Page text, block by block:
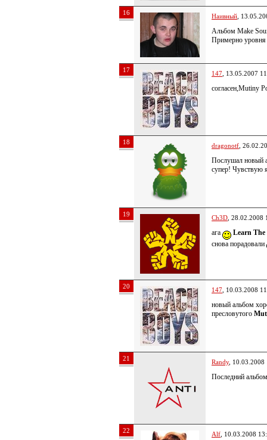
16 Наивный ,
Альбом Make
Примерно
17 147 , 13.05.2007
согласен,Mutiny
18 dragonotf ,
Послушал новый
супер! Чувствую
19 Ch3D , 28.02.2008
ага
Learn
снова порадовали
20 147 , 10.03.2008
новый альбом
пресловутого
21 Randy, 10.03.2008
Последний
22 Alf , 10.03.2008